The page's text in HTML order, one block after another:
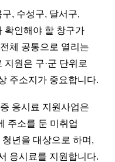
, 수성구, 달서구,
확인해야 할 창구가
체 공통으로 열리는
원은 구·군 단위로
주소지가 중요합니다.
응시료 지원사업은
주소를 둔 미취업
년을 대상으로 하며,
응시료를 지원합니다.